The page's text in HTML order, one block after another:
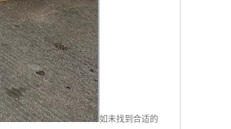
如未找到合适的